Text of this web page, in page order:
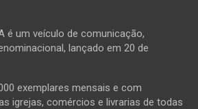
é um veículo de comunicação,
lançado em 20 de
exemplares mensais e com
igrejas, comércios e livrarias de todas